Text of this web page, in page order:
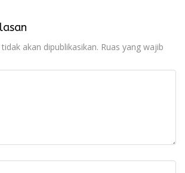
akan dipublikasikan. Ruas yang wajib